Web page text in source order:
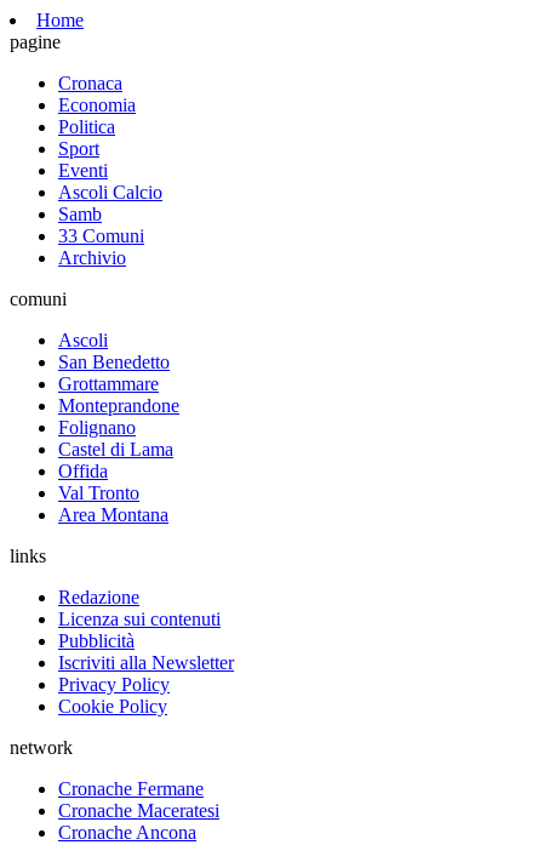
Home
pagine
Cronaca
Economia
Politica
Sport
Eventi
Ascoli Calcio
Samb
33 Comuni
Archivio
comuni
Ascoli
San Benedetto
Grottammare
Monteprandone
Folignano
Castel di Lama
Offida
Val Tronto
Area Montana
links
Redazione
Licenza sui contenuti
Pubblicità
Iscriviti alla Newsletter
Privacy Policy
Cookie Policy
network
Cronache Fermane
Cronache Maceratesi
Cronache Ancona